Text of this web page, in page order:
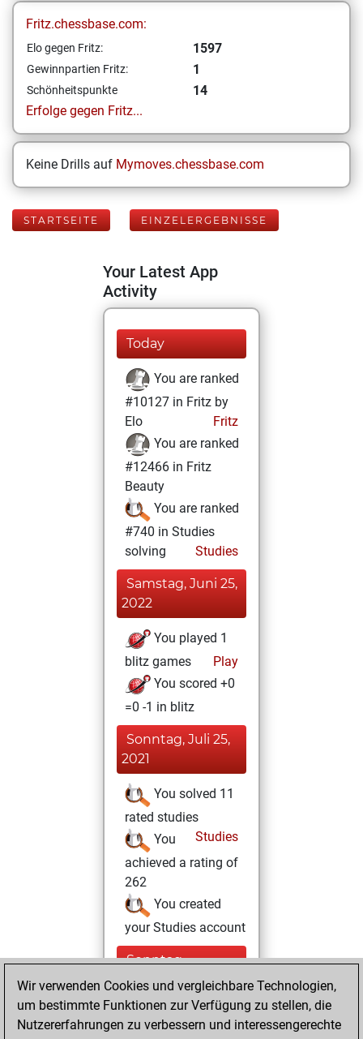
Fritz.chessbase.com:
Elo gegen Fritz: 1597
Gewinnpartien Fritz: 1
Schönheitspunkte
14
Erfolge gegen Fritz...
Keine Drills auf Mymoves.chessbase.com
STARTSEITE EINZELERGEBNISSE
Your Latest App
Activity
Today
You are ranked
#10127 in Fritz by
Elo
Fritz
You are ranked
#12466 in Fritz
Beauty
You are ranked
#740 in Studies
solving
Studies
Samstag, Juni 25,
2022
You played 1
blitz games
Play
You scored +0
=0 -1 in blitz
Sonntag, Juli 25,
2021
You solved 11
rated studies
Studies
You
achieved a rating of
262
You created
your Studies account
Sonntag,
November 29,
2020
You won
Wir verwenden Cookies und vergleichbare Technologien,
um bestimmte Funktionen zur Verfügung zu stellen, die
Nutzererfahrungen zu verbessern und interessengerechte